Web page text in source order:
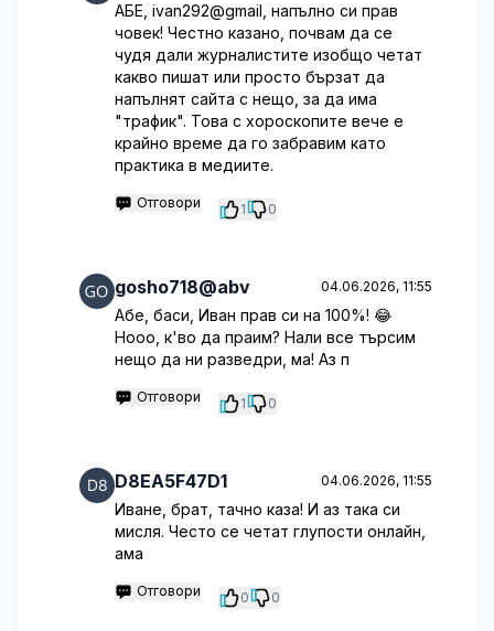
АБЕ, ivan292@gmail, напълно си прав
човек! Честно казано, почвам да се
чудя дали журналистите изобщо четат
какво пишат или просто бързат да
напълнят сайта с нещо, за да има
"трафик". Това с хороскопите вече е
крайно време да го забравим като
практика в медиите.
Отговори 1 0
gosho718@abv 04.06.2026, 11:55
Абе, баси, Иван прав си на 100%! 😂
Нооо, к'во да праим? Нали все търсим
нещо да ни разведри, ма! Аз п
Отговори 1 0
D8EA5F47D1 04.06.2026, 11:55
Иване, брат, тачно каза! И аз така си
мисля. Често се четат глупости онлайн,
ама
Отговори 0 0